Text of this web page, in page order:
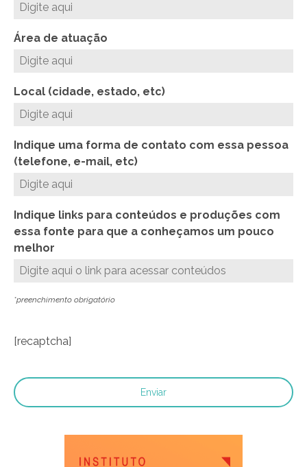
Área de atuação
Local (cidade, estado, etc)
Indique uma forma de contato com essa pessoa
(telefone, e-mail, etc)
Indique links para conteúdos e produções com
essa fonte para que a conheçamos um pouco
melhor
*preenchimento obrigatório
[recaptcha]